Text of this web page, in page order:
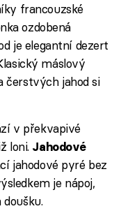
francouzské
ozdobená
je elegantní dezert
máslový
čerstvých jahod si
v překvapivé
loni. Jahodové
jahodové pyré bez
je nápoj,